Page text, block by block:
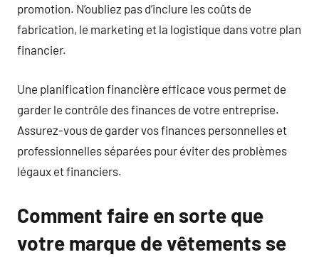
promotion. N’oubliez pas d’inclure les coûts de
fabrication, le marketing et la logistique dans votre plan
financier.
Une planification financière efficace vous permet de
garder le contrôle des finances de votre entreprise.
Assurez-vous de garder vos finances personnelles et
professionnelles séparées pour éviter des problèmes
légaux et financiers.
Comment faire en sorte que
votre marque de vêtements se